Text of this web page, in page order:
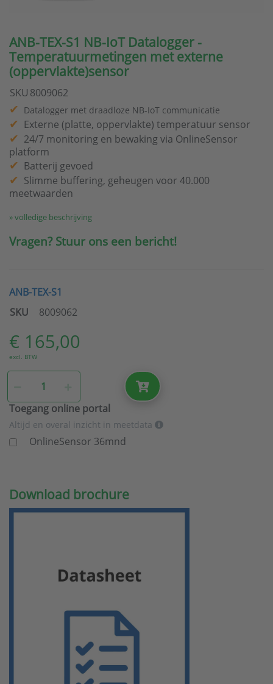
ANB-TEX-S1 NB-IoT Datalogger -
Temperatuurmetingen met externe
(oppervlakte)sensor
SKU 8009062
Datalogger met draadloze NB-IoT communicatie
Externe (platte, oppervlakte) temperatuur sensor
24/7 monitoring en bewaking via OnlineSensor
platform
Batterij gevoed
Slimme buffering, geheugen voor 40.000
meetwaarden
» volledige beschrijving
Vragen? Stuur ons een bericht!
ANB-TEX-S1
SKU
8009062
€ 165,00
excl. BTW
Toegang online portal
Altijd en overal inzicht in meetdata
OnlineSensor 36mnd
Download brochure